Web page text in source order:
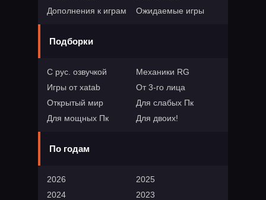
Дополнения к играм
Ожидаемые игры
Подборки
С рус. озвучкой
Механики RG
Игры от xatab
От 3-го лица
Открытый мир
Для слабых Пк
Для мощных Пк
Для двоих!
По годам
2026
2025
2024
2023